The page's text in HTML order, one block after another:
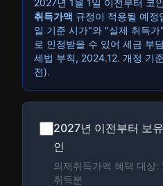
2027년 1월 1일 이전부터 코
취득가액 규정이 적용될 예
일 기준 시가"와 "실제 취득
로 인정받을 수 있어 세금 부
세법 부칙, 2024.12. 개정 기
전).
2027년 이전부터 보
인
의제취득가액 혜택 대상
취득분